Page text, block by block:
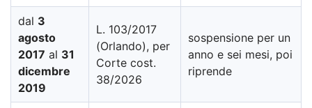
dal 3
agosto
2017 al 31
dicembre
2019
L. 103/2017
(Orlando), per
Corte cost.
38/2026
sospensione per un
anno e sei mesi, poi
riprende